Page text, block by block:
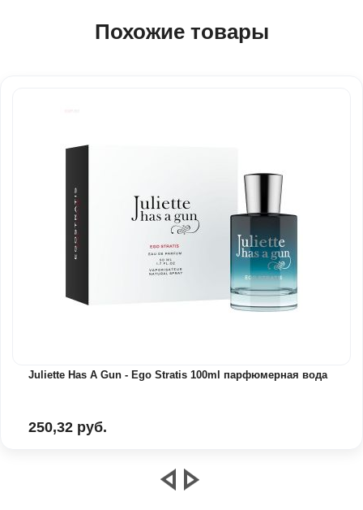
Похожие товары
Juliette Has A Gun - Ego Stratis 100ml парфюмерная вода
250,32 руб.